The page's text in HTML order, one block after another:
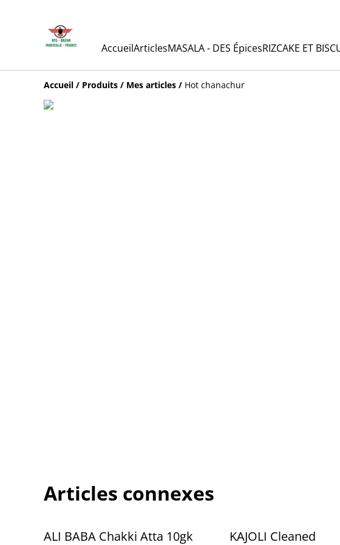
AccueilArticlesMASALA - DES ÉpicesRIZCAKE ET
Accueil / Produits / Mes articles / Hot chanachur
Articles connexes
ALI BABA Chakki Atta 10gk KAJOLI Cleaned